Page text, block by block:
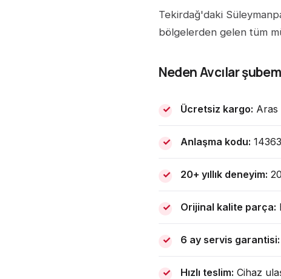
Tekirdağ'daki
bölgelerden gelen tüm
Neden Avcılar
Ücretsiz kargo: Aras
Anlaşma kodu:
20+ yıllık deneyim:
Orijinal kalite parça:
6 ay servis garantisi:
Hızlı teslim: Cihaz